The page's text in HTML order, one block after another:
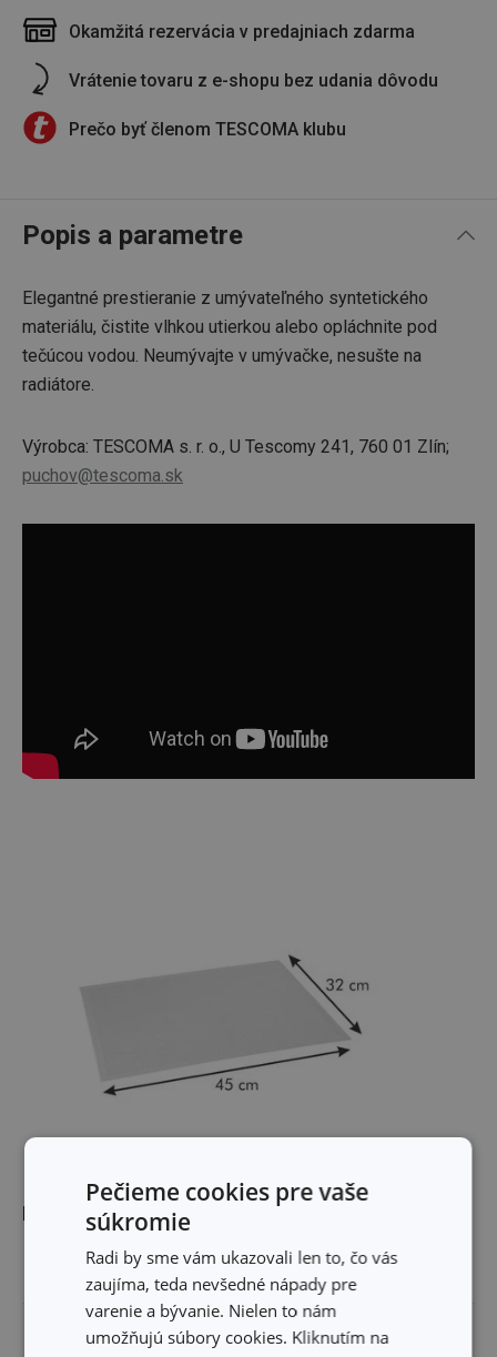
Okamžitá rezervácia v predajniach zdarma
Vrátenie tovaru z e-shopu bez udania dôvodu
Prečo byť členom TESCOMA klubu
Popis a parametre
Elegantné prestieranie z umývateľného syntetického
materiálu, čistite vlhkou utierkou alebo opláchnite pod
tečúcou vodou. Neumývajte v umývačke, nesušte na
radiátore.
Výrobca: TESCOMA s. r. o., U Tescomy 241, 760 01 Zlín;
puchov@tescoma.sk
Rozmery
ŠÍRKA PRODUKTU (CM)
DĹŽKA PRODUKTU (CM)
Pečieme cookies pre vaše
súkromie
Radi by sme vám ukazovali len to, čo vás
zaujíma, teda nevšedné nápady pre
varenie a bývanie. Nielen to nám
umožňujú súbory cookies. Kliknutím na